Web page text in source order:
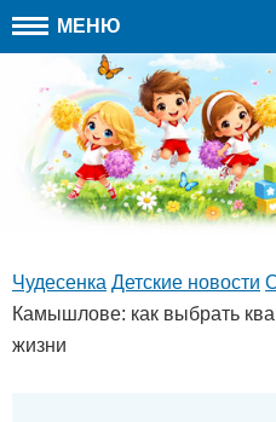
МЕНЮ
Чудесенка Детские новости
Камышлове: как выбрать
жизни